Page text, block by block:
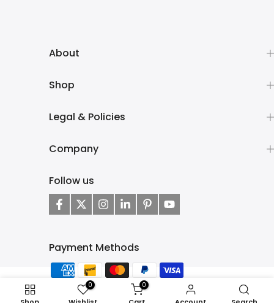
About
Shop
Legal & Policies
Company
Follow us
Payment Methods
All Rights Reserved © 2025 Chantal Cookware
0 0